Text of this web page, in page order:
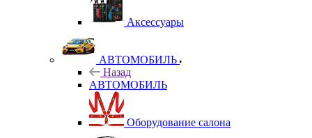
Аксессуары
АВТОМОБИЛЬ
Назад
АВТОМОБИЛЬ
Оборудование салона